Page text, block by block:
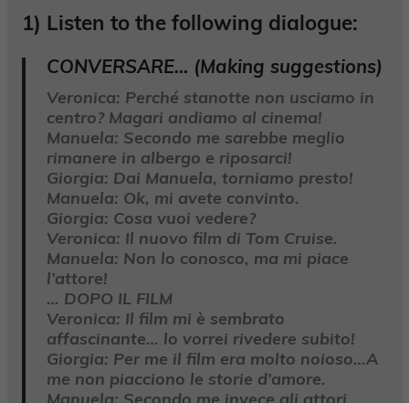
1) Listen to the following dialogue:
CONVERSARE… (Making suggestions)
Veronica: Perché stanotte non usciamo in
centro? Magari andiamo al cinema!
Manuela: Secondo me sarebbe meglio
rimanere in albergo e riposarci!
Giorgia: Dai Manuela, torniamo presto!
Manuela: Ok, mi avete convinto.
Giorgia: Cosa vuoi vedere?
Veronica: Il nuovo film di Tom Cruise.
Manuela: Non lo conosco, ma mi piace
l’attore!
… DOPO IL FILM
Veronica: Il film mi è sembrato
affascinante… lo vorrei rivedere subito!
Giorgia: Per me il film era molto noioso…A
me non piacciono le storie d’amore.